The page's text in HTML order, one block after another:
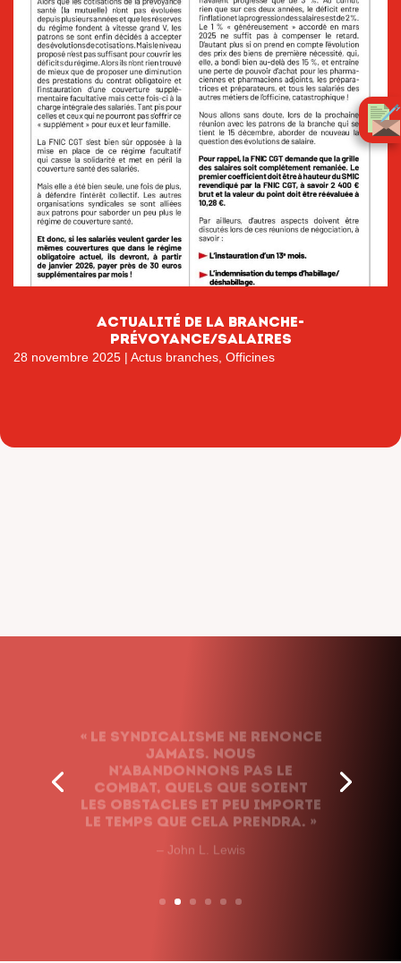
actualitÉ de la branche-
prÉvoyance/salaires
28 novembre 2025 | Actus branches Officines
jamais. Nous
n’abandonnons pas le
combat, quels que soient
les obstacles et peu importe
le temps que cela prendra. »